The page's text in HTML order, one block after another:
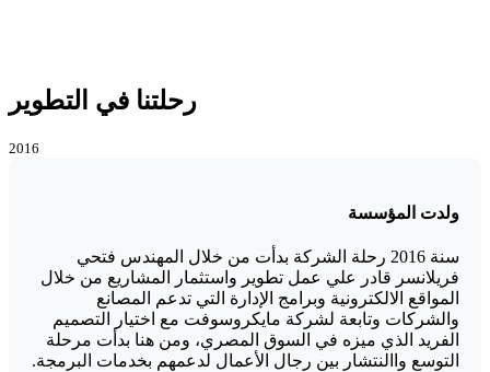
رحلتنا في التطوير
2016
ولدت المؤسسة
سنة 2016 رحلة الشركة بدأت من خلال المهندس فتحي
فريلانسر قادر علي عمل تطوير واستثمار المشاريع من خلال
المواقع الالكترونية وبرامج الإدارة التي تدعم المصانع
والشركات وتابعة لشركة مايكروسوفت مع اختيار التصميم
الفريد الذي ميزه في السوق المصري، ومن هنا بدأت مرحلة
التوسع واالنتشار بين رجال الأعمال لدعمهم بخدمات البرمجة.